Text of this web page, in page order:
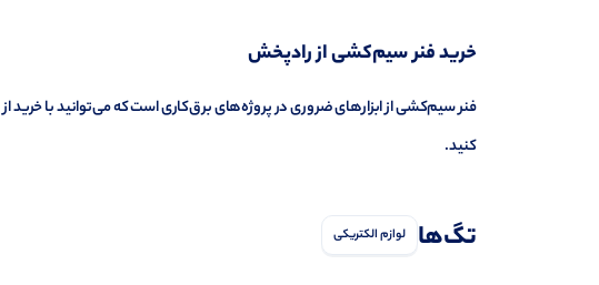
خرید فنر سیم‌کشی از رادپخش
فنر سیم‌کشی از ابزارهای ضروری در پروژه‌های برق‌کاری است که می‌توانید با خرید از
کنید.
تگ‌ها لوازم الکتریکی